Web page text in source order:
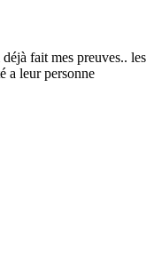
fait mes preuves.. les
a leur personne